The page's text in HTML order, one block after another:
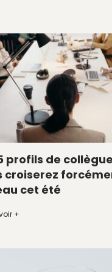
profils de
croiserez
cet été
+